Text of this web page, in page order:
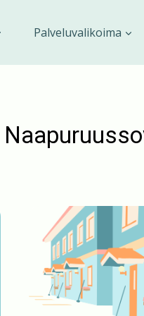
Palveluvalikoima